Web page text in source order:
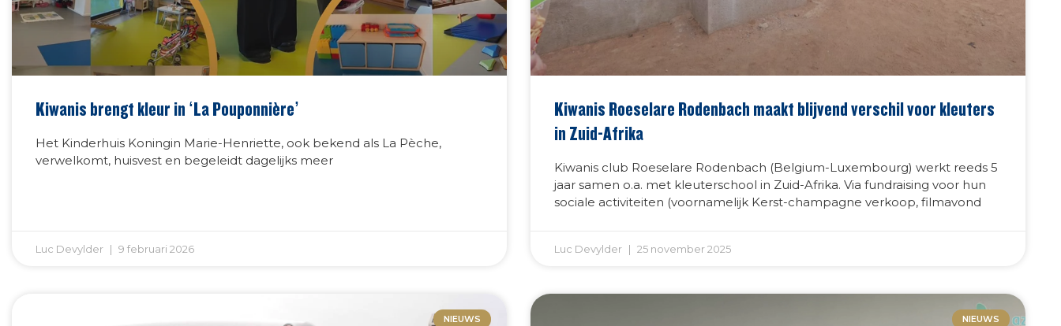
Kiwanis brengt kleur in ‘La Pouponnière’
Het Kinderhuis Koningin Marie-Henriette, ook bekend als La Pèche,
verwelkomt, huisvest en begeleidt dagelijks meer
Luc Devylder 9 februari 2026
Kiwanis Roeselare Rodenbach maakt blijvend verschil voor kleuters
in Zuid-Afrika
Kiwanis club Roeselare Rodenbach (Belgium-Luxembourg) werkt reeds 5
jaar samen o.a. met kleuterschool in Zuid-Afrika. Via fundraising voor hun
sociale activiteiten (voornamelijk Kerst-champagne verkoop, filmavond
Luc Devylder 25 november 2025
NIEUWS NIEUWS